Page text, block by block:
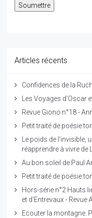
Articles récents
Confidences de la
Les Voyages d'Oscar
Revue Giono n°18 -
Petit traité de poésie
Le poids de
réapprendre à vivre de
Au bon soleil de Paul
Petit traité de poésie
Hors-série n°2 Hauts
et d'Entrevaux - Revue
Ecouter la montagne.